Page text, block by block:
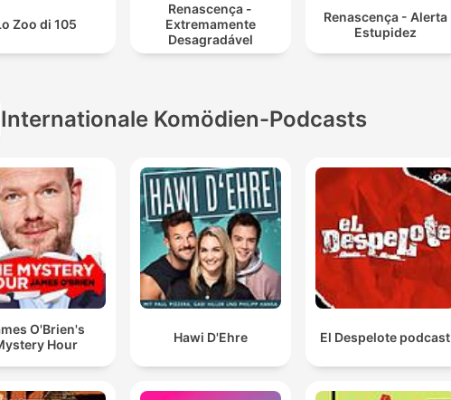
Zoo di 105
Renascença -
Extremamente
Desagradável
Renascença - Alerta
Estupidez
Internationale Komödien-Podcasts
O'Brien's
Hour
Hawi D'Ehre El Despelote podcast